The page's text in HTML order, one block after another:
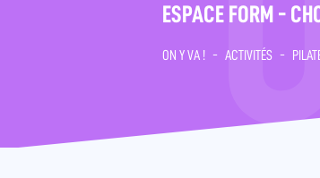
ESPACE FORM -
ON Y VA ! - ACTIVITÉS -